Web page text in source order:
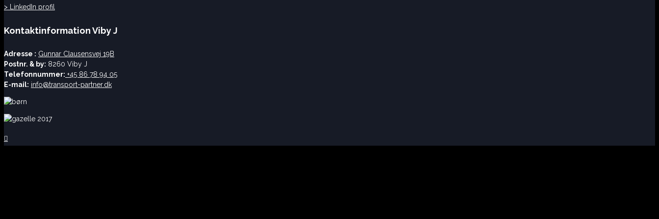
> LinkedIn profil
Kontaktinformation Viby J
Adresse : Gunnar Clausensvej 19B
Postnr. & by: 8260 Viby J
Telefonnummer: +45 86 78 94 05
E-mail: info@transport-partner.dk
